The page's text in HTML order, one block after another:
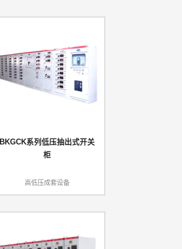
BKGCK系列低压抽出式开关
柜
高低压成套设备